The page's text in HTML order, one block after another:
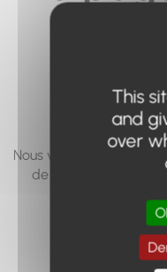
vous
Nous vous invitons à
de page, ou à
This
and
over